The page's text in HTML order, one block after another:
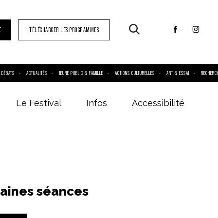
TÉLÉCHARGER LES PROGRAMMES
DÉBATS ACTUALITÉS JEUNE PUBLIC & FAMILLE ACTIONS CULTURELLES ART & ESSAI
Le Festival Infos Accessibilité
séances